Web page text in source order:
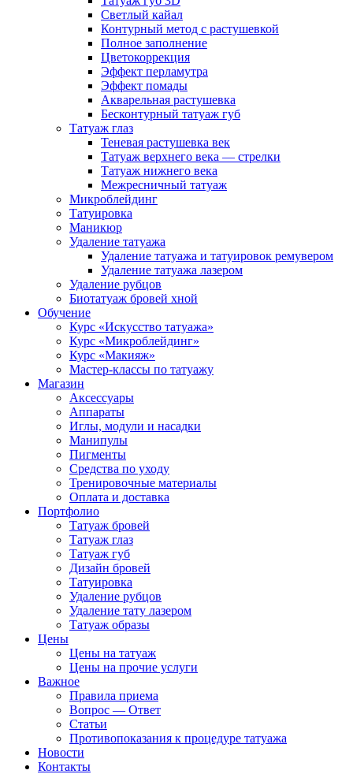
Светлый кайал
Контурный метод с растушевкой
Полное заполнение
Цветокоррекция
Эффект перламутра
Эффект помады
Акварельная растушевка
Бесконтурный татуаж губ
Татуаж глаз
Теневая растушевка век
Татуаж верхнего века — стрелки
Татуаж нижнего века
Межресничный татуаж
Микроблейдинг
Татуировка
Маникюр
Удаление татуажа
Удаление татуажа и татуировок ремувером
Удаление татуажа лазером
Удаление рубцов
Биотатуаж бровей хной
Обучение
Курс «Искусство татуажа»
Курс «Микроблейдинг»
Курс «Макияж»
Мастер-классы по татуажу
Магазин
Аксессуары
Аппараты
Иглы, модули и насадки
Манипулы
Пигменты
Средства по уходу
Тренировочные материалы
Оплата и доставка
Портфолио
Татуаж бровей
Татуаж глаз
Татуаж губ
Дизайн бровей
Татуировка
Удаление рубцов
Удаление тату лазером
Татуаж образы
Цены
Цены на татуаж
Цены на прочие услуги
Важное
Правила приема
Вопрос — Ответ
Статьи
Противопоказания к процедуре татуажа
Новости
Контакты